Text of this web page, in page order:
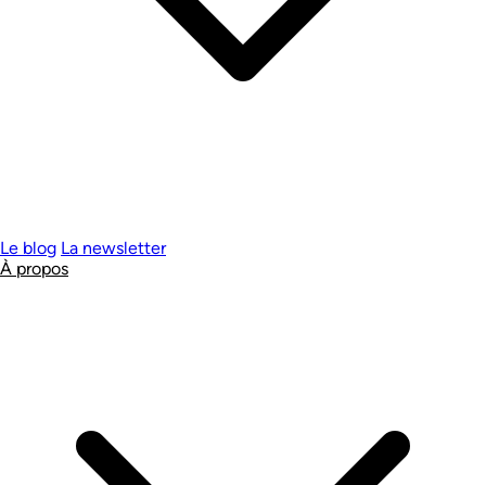
Le blog La newsletter
À propos